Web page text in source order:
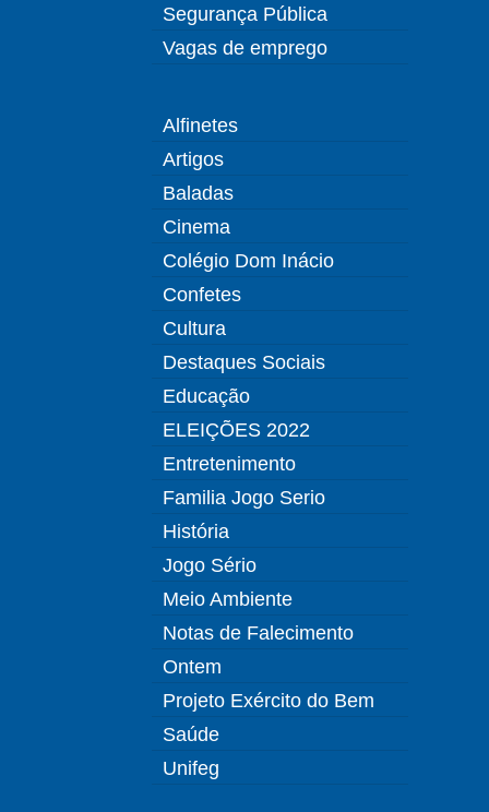
Segurança Pública
Vagas de emprego
Alfinetes
Artigos
Baladas
Cinema
Colégio Dom Inácio
Confetes
Cultura
Destaques Sociais
Educação
ELEIÇÕES 2022
Entretenimento
Familia Jogo Serio
História
Jogo Sério
Meio Ambiente
Notas de Falecimento
Ontem
Projeto Exército do Bem
Saúde
Unifeg